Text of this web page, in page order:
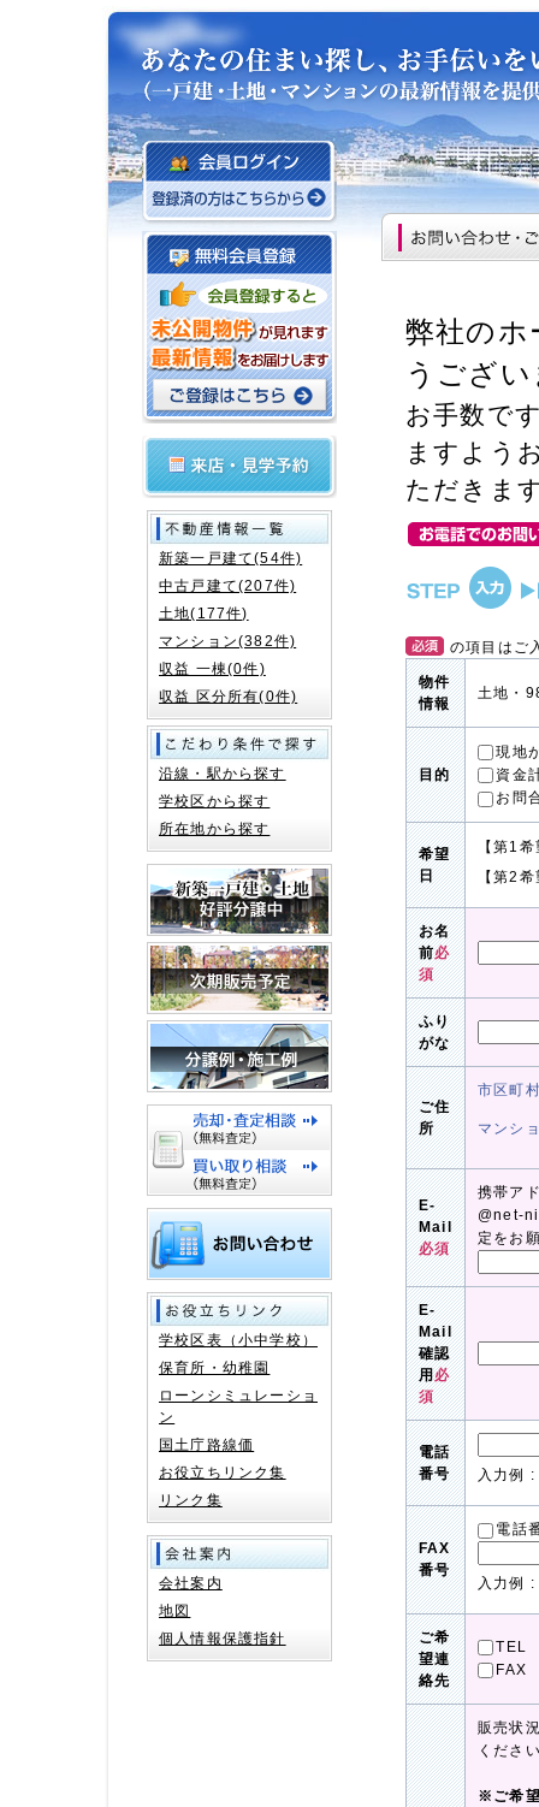
弊社のホ
うござ
お手数で
ますよう
ただきま
の項目はご
物件
情報
土地・
目的
現地
資金
お問
希望
日
【第1
【第2
お名
前必
須
ふり
がな
ご住
所
市区町
マンシ
E-
Mail
必須
携帯ア
@net-
定をお
E-
Mail
確認
用必
須
電話
番号
入力例
FAX
番号
電話
入力例
ご希
望連
絡先
TEL
FAX
販売状
くださ
※ご希
新築一戸建て(54件)
中古戸建て(207件)
土地(177件)
マンション(382件)
収益 一棟(0件)
収益 区分所有(0件)
沿線・駅から探す
学校区から探す
所在地から探す
学校区表（小中学校）
保育所・幼稚園
ローンシミュレーショ
ン
国土庁路線価
お役立ちリンク集
リンク集
会社案内
地図
個人情報保護指針